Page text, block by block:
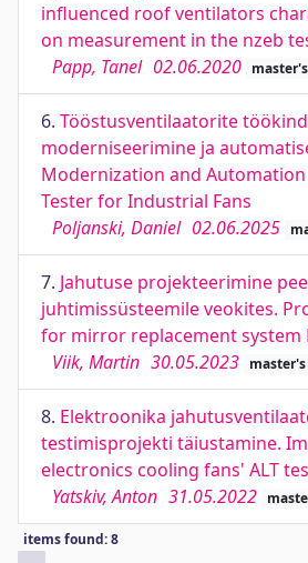
influenced roof ventilators
on measurement in the nzeb
Papp, Tanel 02.06.2020
6. Tööstusventilaatorite
moderniseerimine ja
Modernization and
Tester for Industrial Fans
Poljanski, Daniel 02.06.2025
7. Jahutuse projekteerimine
juhtimissüsteemile veokites.
for mirror replacement system
Viik, Martin 30.05.2023
8. Elektroonika
testimisprojekti täiustamine.
electronics cooling fans' ALT
Yatskiv, Anton 31.05.2022
items found: 8